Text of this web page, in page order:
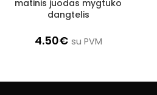
matinis juodas mygtuko
dangtelis
4.50€ su PVM